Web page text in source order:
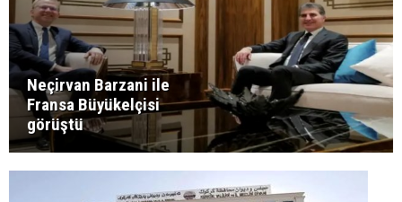
Neçirvan Barzani ile
Fransa Büyükelçisi
görüştü